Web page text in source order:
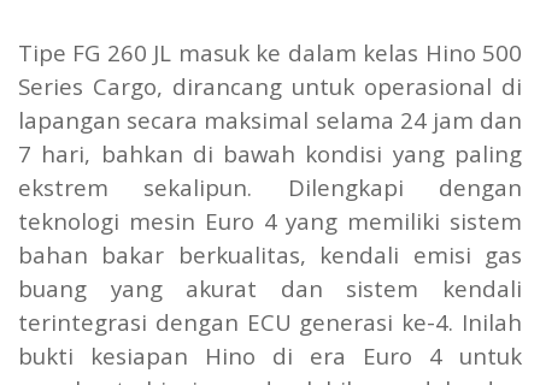
Tipe FG 260 JL masuk ke dalam kelas Hino 500
Series Cargo, dirancang untuk operasional di
lapangan secara maksimal selama 24 jam dan
7 hari, bahkan di bawah kondisi yang paling
ekstrem sekalipun. Dilengkapi dengan
teknologi mesin Euro 4 yang memiliki sistem
bahan bakar berkualitas, kendali emisi gas
buang yang akurat dan sistem kendali
terintegrasi dengan ECU generasi ke-4. Inilah
bukti kesiapan Hino di era Euro 4 untuk